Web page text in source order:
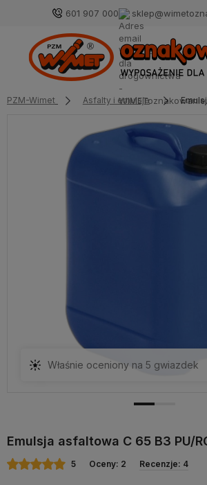
601 907 000
PZM-Wimet Asfalty i emulsje
Właśnie oceniony na 5 gwiazdek
Emulsja asfaltowa C 65 B3 PU/
5 Oceny: 2 Recenzje: 4